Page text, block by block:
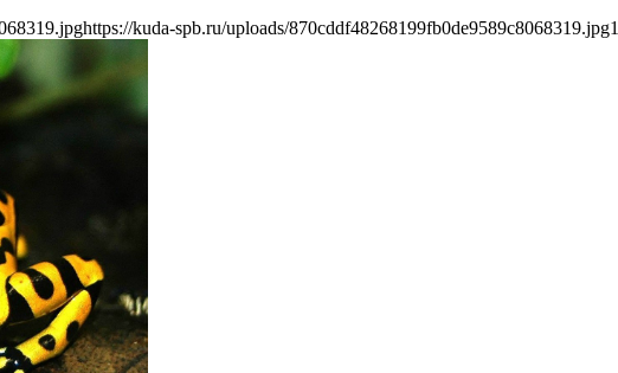
https://kuda-spb.ru/uploads/870cddf48268199fb0de9589c8068319.jpg